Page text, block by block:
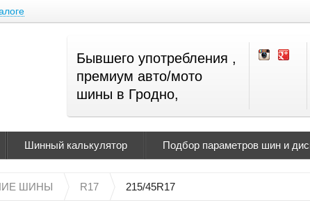
Бывшего употребления ,
премиум авто/мото
шины в Гродно,
Шинный калькулятор Подбор параметров шин и
ШИНЫ R17 215/45R17